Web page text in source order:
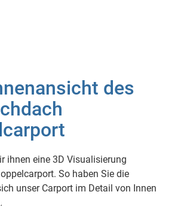
des
ihnen eine 3D Visualisierung
So haben Sie die
unser Carport im Detail von Innen